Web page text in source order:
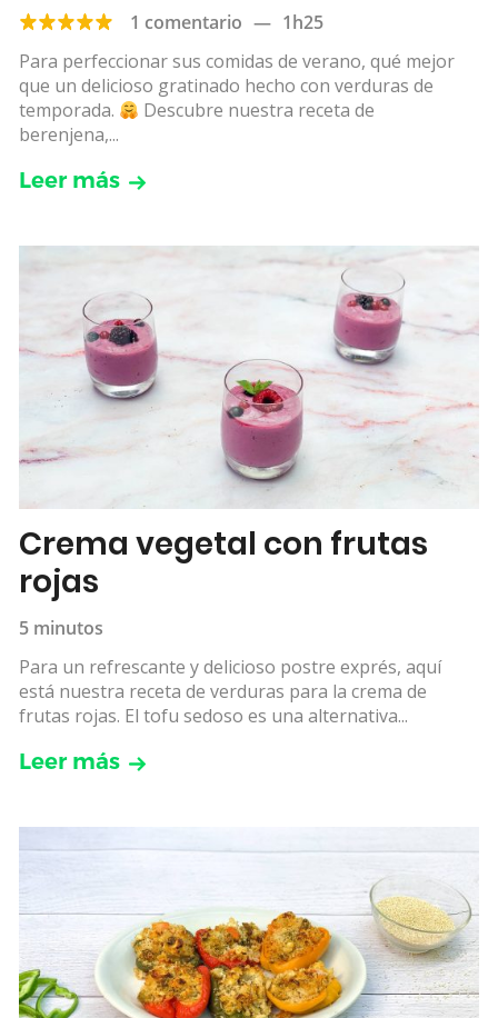
1 comentario — 1h25
Para perfeccionar sus comidas de verano, qué mejor
que un delicioso gratinado hecho con verduras de
temporada.
Descubre nuestra receta de
berenjena,...
Leer más
Crema vegetal con frutas
rojas
5 minutos
Para un refrescante y delicioso postre exprés, aquí
está nuestra receta de verduras para la crema de
frutas rojas. El tofu sedoso es una alternativa...
Leer más